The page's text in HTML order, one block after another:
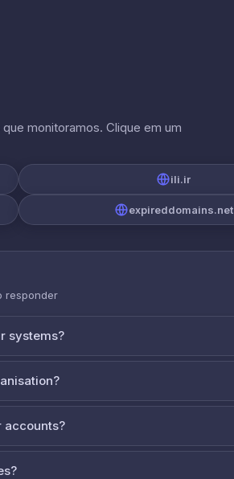
monitoramos. Clique em um
ili.ir
expireddomains.net
responder
systems?
accounts?